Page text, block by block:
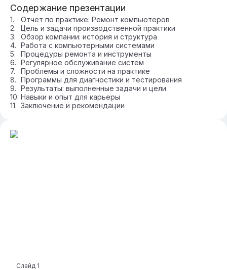
Содержание презентации
Отчет по практике: Ремонт компьютеров
Цель и задачи производственной практики
Обзор компании: история и структура
Работа с компьютерными системами
Процедуры ремонта и инструменты
Регулярное обслуживание систем
Проблемы и сложности на практике
Программы для диагностики и тестирования
Результаты: выполненные задачи и цели
Навыки и опыт для карьеры
Заключение и рекомендации
Слайд 1